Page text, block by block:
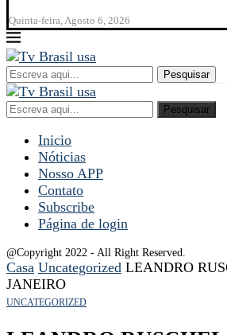
Quinta-feira, Agosto 6, 2026
Pesquisar
Pesquisar
Inicio
Nóticias
Nosso APP
Contato
Subscribe
Página de login
@Copyright 2022 - All Right Reserved.
Casa Uncategorized LEANDRO
JANEIRO
UNCATEGORIZED